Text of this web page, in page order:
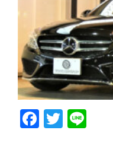
Facebook
Twitter